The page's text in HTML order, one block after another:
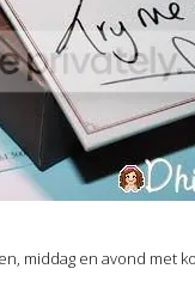
middag en avond met